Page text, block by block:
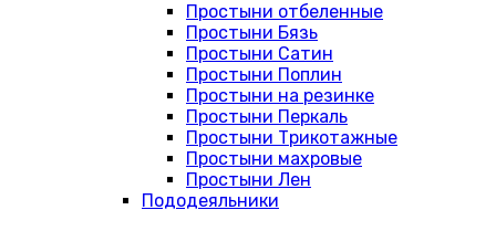
Простыни отбеленные
Простыни Бязь
Простыни Сатин
Простыни Поплин
Простыни на резинке
Простыни Перкаль
Простыни Трикотажные
Простыни махровые
Простыни Лен
Пододеяльники